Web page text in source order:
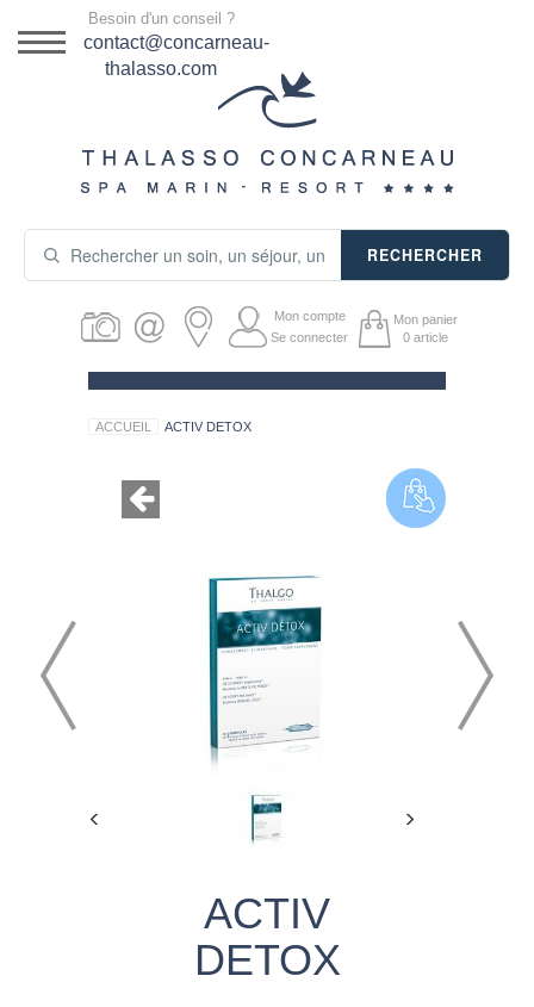
DESTINATION
SÉJOURS THALASSO
PRODUITS COSMÉTIQUES
GUIDE CADEAUX
Besoin d'un conseil ?
contact@concarneau-
thalasso.com
RECHERCHER
Mon compte
Se connecter
Mon panier
0 article
ACCUEIL ACTIV DETOX
ACTIV
DETOX